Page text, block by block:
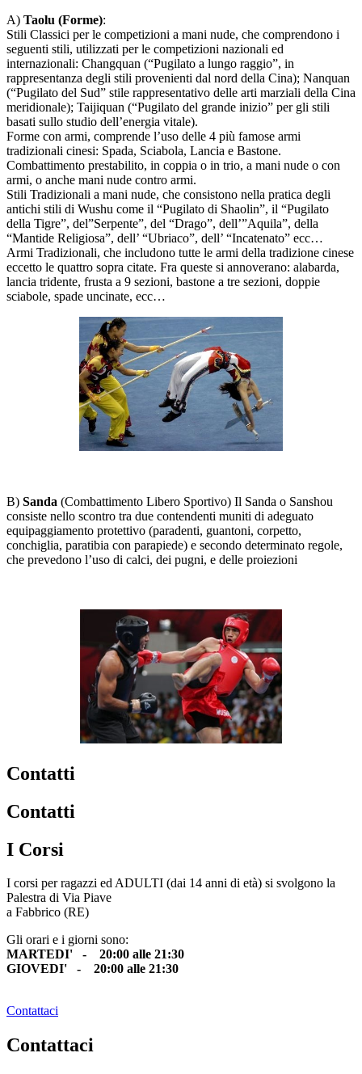
A) Taolu (Forme):
Stili Classici per le competizioni a mani nude, che comprendono i
seguenti stili, utilizzati per le competizioni nazionali ed
internazionali: Changquan (“Pugilato a lungo raggio”, in
rappresentanza degli stili provenienti dal nord della Cina); Nanquan
(“Pugilato del Sud” stile rappresentativo delle arti marziali della Cina
meridionale); Taijiquan (“Pugilato del grande inizio” per gli stili
basati sullo studio dell’energia vitale).
Forme con armi, comprende l’uso delle 4 più famose armi
tradizionali cinesi: Spada, Sciabola, Lancia e Bastone.
Combattimento prestabilito, in coppia o in trio, a mani nude o con
armi, o anche mani nude contro armi.
Stili Tradizionali a mani nude, che consistono nella pratica degli
antichi stili di Wushu come il “Pugilato di Shaolin”, il “Pugilato
della Tigre”, del”Serpente”, del “Drago”, dell’”Aquila”, della
“Mantide Religiosa”, dell’ “Ubriaco”, dell’ “Incatenato” ecc…
Armi Tradizionali, che includono tutte le armi della tradizione cinese
eccetto le quattro sopra citate. Fra queste si annoverano: alabarda,
lancia tridente, frusta a 9 sezioni, bastone a tre sezioni, doppie
sciabole, spade uncinate, ecc…
B) Sanda (Combattimento Libero Sportivo) Il Sanda o Sanshou
consiste nello scontro tra due contendenti muniti di adeguato
equipaggiamento protettivo (paradenti, guantoni, corpetto,
conchiglia, paratibia con parapiede) e secondo determinato regole,
che prevedono l’uso di calci, dei pugni, e delle proiezioni
Contatti
Contatti
I Corsi
I corsi per ragazzi ed ADULTI (dai 14 anni di età) si svolgono la
Palestra di Via Piave
a Fabbrico (RE)
Gli orari e i giorni sono:
MARTEDI' - 20:00 alle 21:30
GIOVEDI' - 20:00 alle 21:30
Contattaci
Contattaci